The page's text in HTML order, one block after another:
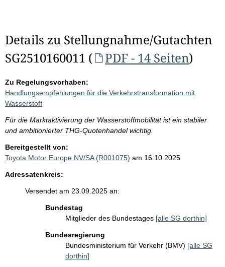
Details zu Stellungnahme/Gutachten
SG2510160011 (
PDF - 14 Seiten)
Zu Regelungsvorhaben:
Handlungsempfehlungen für die Verkehrstransformation mit
Wasserstoff
Für die Marktaktivierung der Wasserstoffmobilität ist ein stabiler
und ambitionierter THG-Quotenhandel wichtig.
Bereitgestellt von:
Toyota Motor Europe NV/SA (R001075) am 16.10.2025
Adressatenkreis:
Versendet am 23.09.2025 an:
Bundestag
Mitglieder des Bundestages [alle SG dorthin]
Bundesregierung
Bundesministerium für Verkehr (BMV) [alle SG
dorthin]